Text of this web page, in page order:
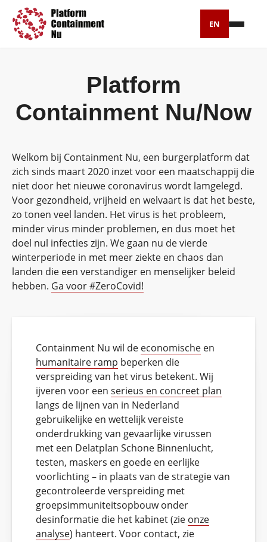
Pers
Over ons
EN
Platform
Containment Nu/Now
Welkom bij Containment Nu, een burgerplatform dat
zich sinds maart 2020 inzet voor een maatschappij die
niet door het nieuwe coronavirus wordt lamgelegd.
Voor gezondheid, vrijheid en welvaart is dat het beste,
zo tonen veel landen. Het virus is het probleem,
minder virus minder problemen, en dus moet het
doel nul infecties zijn. We gaan nu de vierde
winterperiode in met meer ziekte en chaos dan
landen die een verstandiger en menselijker beleid
hebben. Ga voor #ZeroCovid!
Containment Nu wil de economische en
humanitaire ramp beperken die
verspreiding van het virus betekent. Wij
ijveren voor een serieus en concreet plan
langs de lijnen van in Nederland
gebruikelijke en wettelijk vereiste
onderdrukking van gevaarlijke virussen
met een Delatplan Schone Binnenlucht,
testen, maskers en goede en eerlijke
voorlichting – in plaats van de strategie van
gecontroleerde verspreiding met
groepsimmuniteitsopbouw onder
desinformatie die het kabinet (zie onze
analyse) hanteert. Voor contact, zie